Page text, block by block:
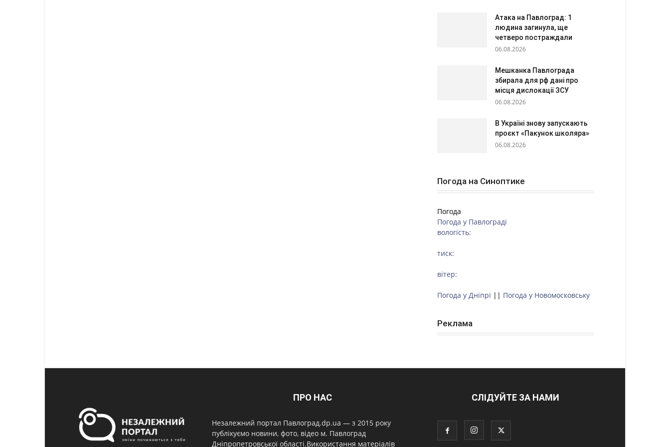
Атака на Павлоград: 1
людина загинула, ще
четверо постраждали
06.08.2026
Мешканка Павлограда
збирала для рф дані про
місця дислокації ЗСУ
06.08.2026
В Україні знову запускають
проєкт «Пакунок школяра»
06.08.2026
Погода на Синоптике
Погода
Погода у Павлограді
вологість:
тиск:
вітер:
Погода у Дніпрі || Погода у Новомосковську
Реклама
ПРО НАС
Незалежний портал Павлоград.dp.ua — з 2015 року
публікуємо новини, фото, відео м. Павлоград
Дніпропетровської області.Використання матеріалів
СЛІДУЙТЕ ЗА НАМИ